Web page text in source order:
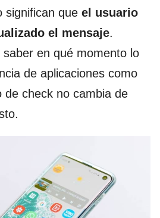
significan que el usuario
el mensaje.
en qué momento lo
de aplicaciones como
de check no cambia de